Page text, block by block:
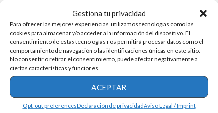
Gestiona tu privacidad
Para ofrecer las mejores experiencias, utilizamos tecnologías como las
cookies para almacenar y/o acceder a la información del dispositivo. El
consentimiento de estas tecnologías nos permitirá procesar datos como el
comportamiento de navegación o las identificaciones únicas en este sitio.
No consentir o retirar el consentimiento, puede afectar negativamente a
ciertas características y funciones.
ACEPTAR
Opt-out preferencesDeclaración de privacidadAviso Legal / Imprint
Trabajo en McDonald’s: compañía anuncia 176
plazas para atención al cliente
Buena noticia a los buscadores de empleo inmediato: la
cadena de restaurantes de comida rápida McDonald ‘s lanza